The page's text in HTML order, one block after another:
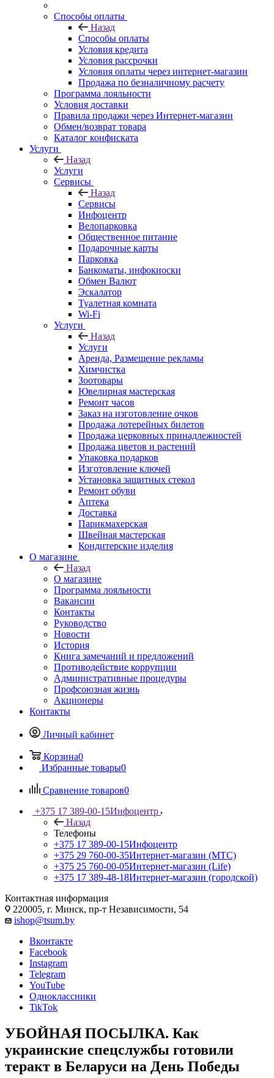
Способы оплаты
Назад
Способы оплаты
Условия кредита
Условия рассрочки
Условия оплаты через интернет-магазин
Продажа по безналичному расчету
Программа лояльности
Условия доставки
Правила продажи через Интернет-магазин
Обмен/возврат товара
Каталог конфиската
Услуги
Назад
Услуги
Сервисы
Назад
Сервисы
Инфоцентр
Велопарковка
Общественное питание
Подарочные карты
Парковка
Банкоматы, инфокиоски
Обмен Валют
Эскалатор
Туалетная комната
Wi-Fi
Услуги
Назад
Услуги
Аренда, Размещение рекламы
Химчистка
Зоотовары
Ювелирная мастерская
Ремонт часов
Заказ на изготовление очков
Продажа лотерейных билетов
Продажа церковных принадлежностей
Продажа цветов и растений
Упаковка подарков
Изготовление ключей
Установка защитных стекол
Ремонт обуви
Аптека
Доставка
Парикмахерская
Швейная мастерская
Кондитерские изделия
О магазине
Назад
О магазине
Программа лояльности
Вакансии
Контакты
Руководство
Новости
История
Книга замечаний и предложений
Противодействие коррупции
Административные процедуры
Профсоюзная жизнь
Акционеры
Контакты
Личный кабинет
Корзина0
Избранные товары0
Сравнение товаров0
+375 17 389-00-15Инфоцентр
Назад
Телефоны
+375 17 389-00-15Инфоцентр
+375 29 760-00-35Интернет-магазин (МТС)
+375 25 760-00-05Интернет-магазин (Life)
+375 17 389-48-18Интернет-магазин (городской)
Контактная информация
220005, г. Минск, пр-т Независимости, 54
ishop@tsum.by
Вконтакте
Facebook
Instagram
Telegram
YouTube
Одноклассники
TikTok
УБОЙНАЯ ПОСЫЛКА. Как
украинские спецслужбы готовили
теракт в Беларуси на День Победы